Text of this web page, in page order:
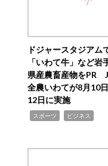
ドジャースタジアム
「いわて牛」など岩
県産農畜産物をPR
全農いわてが8月10
12日に実施
スポーツ ビジネス